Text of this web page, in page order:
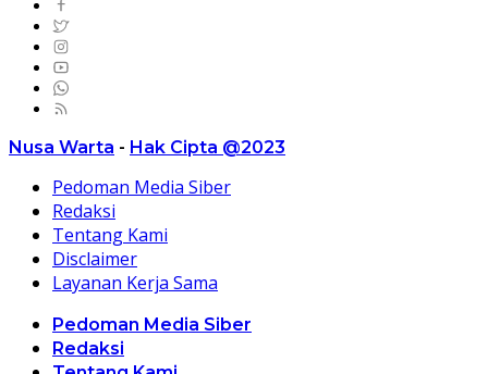
Nusa Warta - Hak Cipta @2023
Pedoman Media Siber
Redaksi
Tentang Kami
Disclaimer
Layanan Kerja Sama
Pedoman Media Siber
Redaksi